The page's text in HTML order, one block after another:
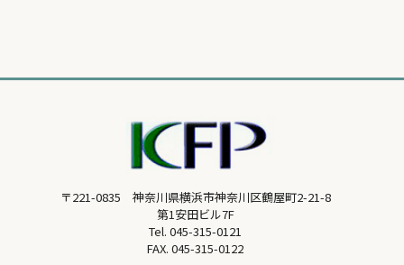
〒221-0835 神奈川県横浜市神奈川区鶴屋町2-21-8
第1安田ビル7F
Tel. 045-315-0121
FAX. 045-315-0122